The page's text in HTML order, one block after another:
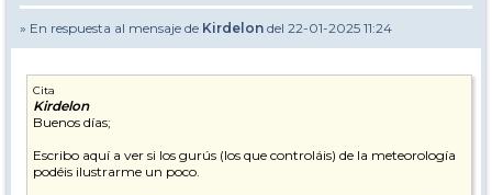
» En respuesta al mensaje de Kirdelon del 22-01-2025 11:24
Cita
Kirdelon
Buenos días;
Escribo aquí a ver si los gurús (los que controláis) de la meteorología
podéis ilustrarme un poco.